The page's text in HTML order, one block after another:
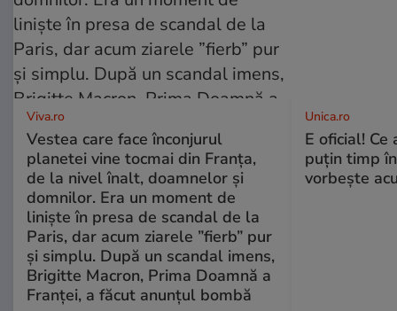
Viva.ro
Vestea care face înconjurul
planetei vine tocmai din Franța,
de la nivel înalt, doamnelor și
domnilor. Era un moment de
liniște în presa de scandal de la
Paris, dar acum ziarele ”fierb” pur
și simplu. După un scandal imens,
Brigitte Macron, Prima Doamnă a
Franței, a făcut anunțul bombă
Unica.ro
E oficial! Ce
puțin timp
vorbește